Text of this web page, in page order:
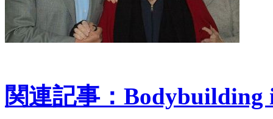
関連記事：Bodybuilding